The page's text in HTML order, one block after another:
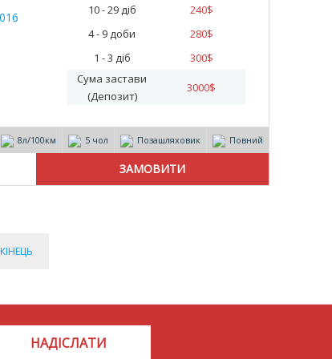
10 - 29 діб
240$
4 - 9 доби
280$
1 - 3 діб
300$
Сума застави
(Депозит)
3000$
8л/100км 5 чол Позашляховик Повний
КІНЕЦЬ
НАДІСЛАТИ